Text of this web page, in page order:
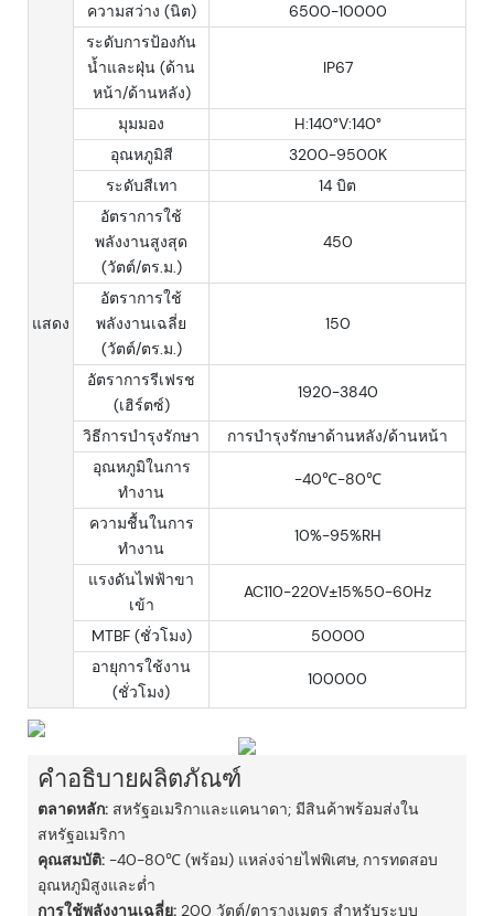
แสดง
ความสว่าง (นิต)
6500-10000
ระดับการป้องกัน
น้ำและฝุ่น (ด้าน
หน้า/ด้านหลัง)
IP67
มุมมอง
H:140°V:140°
อุณหภูมิสี
3200-9500K
ระดับสีเทา
14 บิต
อัตราการใช้
พลังงานสูงสุด
(วัตต์/ตร.ม.)
450
อัตราการใช้
พลังงานเฉลี่ย
(วัตต์/ตร.ม.)
150
อัตราการรีเฟรช
(เฮิร์ตซ์)
1920-3840
วิธีการบำรุงรักษา
การบำรุงรักษาด้านหลัง/ด้านหน้า
อุณหภูมิในการ
ทำงาน
-40℃-80℃
ความชื้นในการ
ทำงาน
10%-95%RH
แรงดันไฟฟ้าขา
เข้า
AC110-220V±15%50-60Hz
MTBF (ชั่วโมง)
50000
อายุการใช้งาน
(ชั่วโมง)
100000
คำอธิบายผลิตภัณฑ์
ตลาดหลัก:สหรัฐอเมริกาและแคนาดา; มีสินค้าพร้อมส่งใน
สหรัฐอเมริกา
คุณสมบัติ:-40-80℃ (พร้อม) แหล่งจ่ายไฟพิเศษ, การทดสอบ
อุณหภูมิสูงและต่ำ
การใช้พลังงานเฉลี่ย:200 วัตต์/ตารางเมตร สำหรับระบบ